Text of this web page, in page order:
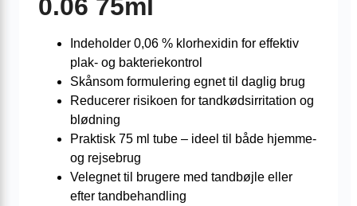
0.06 75ml
Indeholder 0,06 % klorhexidin for effektiv
plak- og bakteriekontrol
Skånsom formulering egnet til daglig brug
Reducerer risikoen for tandkødsirritation og
blødning
Praktisk 75 ml tube – ideel til både hjemme-
og rejsebrug
Velegnet til brugere med tandbøjle eller
efter tandbehandling